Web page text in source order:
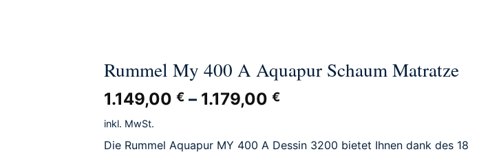
Rummel My 400 A Aquapur Schaum Matratze
1.149,00 € – 1.179,00 €
inkl. MwSt.
Die Rummel Aquapur MY 400 A Dessin 3200 bietet Ihnen dank des 18